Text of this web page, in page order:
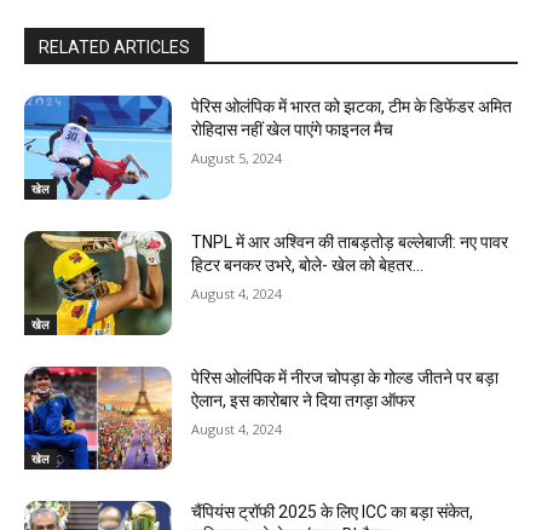
RELATED ARTICLES
खेल
पेरिस ओलंपिक में भारत को झटका, टीम के डिफेंडर अमित
रोहिदास नहीं खेल पाएंगे फाइनल मैच
August 5, 2024
खेल
TNPL में आर अश्विन की ताबड़तोड़ बल्‍लेबाजी: नए पावर
हिटर बनकर उभरे, बोले- खेल को बेहतर…
August 4, 2024
खेल
पेरिस ओलंपिक में नीरज चोपड़ा के गोल्ड जीतने पर बड़ा
ऐलान, इस कारोबार ने दिया तगड़ा ऑफर
August 4, 2024
चैंपियंस ट्रॉफी 2025 के लिए ICC का बड़ा संकेत,